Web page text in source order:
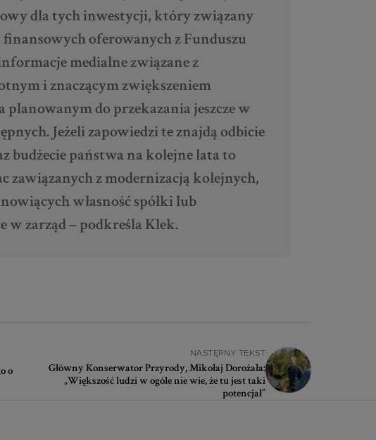
dla tych inwestycji, który związany
oferowanych z Funduszu
medialne związane z
i znaczącym zwiększeniem
do przekazania jeszcze w
Jeżeli zapowiedzi te znajdą odbicie
budżecie państwa na kolejne lata to
zawiązanych z modernizacją kolejnych,
własność spółki lub
w zarząd – podkreśla Klek.
o
NASTĘPNY TEKST
Główny Konserwator Przyrody, Mikołaj Dorożała:
„Większość ludzi w ogóle nie wie, że tu jest taki
potencjał”